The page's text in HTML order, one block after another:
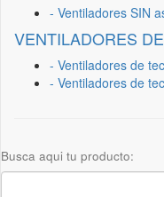
- Ventiladores SIN
VENTILADORES
- Ventiladores de
- Ventiladores de
Busca aqui tu producto: